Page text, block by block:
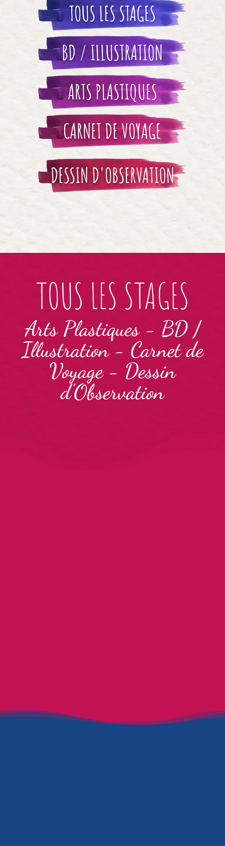
TOUS LES STAGES
BD / ILLUSTRATION
ARTS PLASTIQUES
CARNET DE VOYAGE
DESSIN D'OBSERVATION
TOUS LES STAGES
Arts Plastiques- BD /
Illustration- Carnet de
Voyage- Dessin
d'Observation